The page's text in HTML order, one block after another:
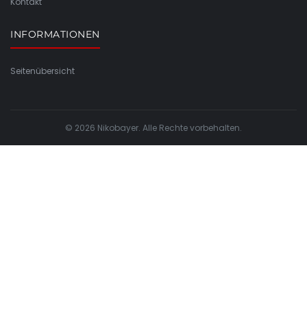
INFORMATIONEN
Seitenübersicht
© 2026 Nikobayer. Alle Rechte vorbehalten.